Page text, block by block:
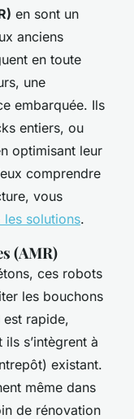
en sont un
anciens
en toute
une
embarquée. Ils
entiers, ou
optimisant leur
comprendre
vous
les solutions.
(AMR)
ces robots
les bouchons
est rapide,
s’intègrent à
existant.
même dans
de rénovation